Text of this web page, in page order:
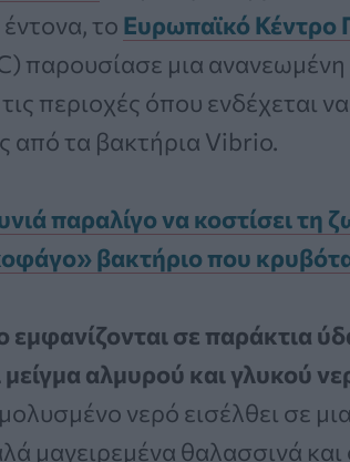
το Ευρωπαϊκό Κέντρο
παρουσίασε μια
περιοχές όπου ενδέχεται
από τα βακτήρια Vibrio.
παραλίγο να κοστίσει τη
βακτήριο που
σε παράκτια
μείγμα αλμυρού και γλυκού
νερό εισέλθει σε
μαγειρεμένα θαλασσινά